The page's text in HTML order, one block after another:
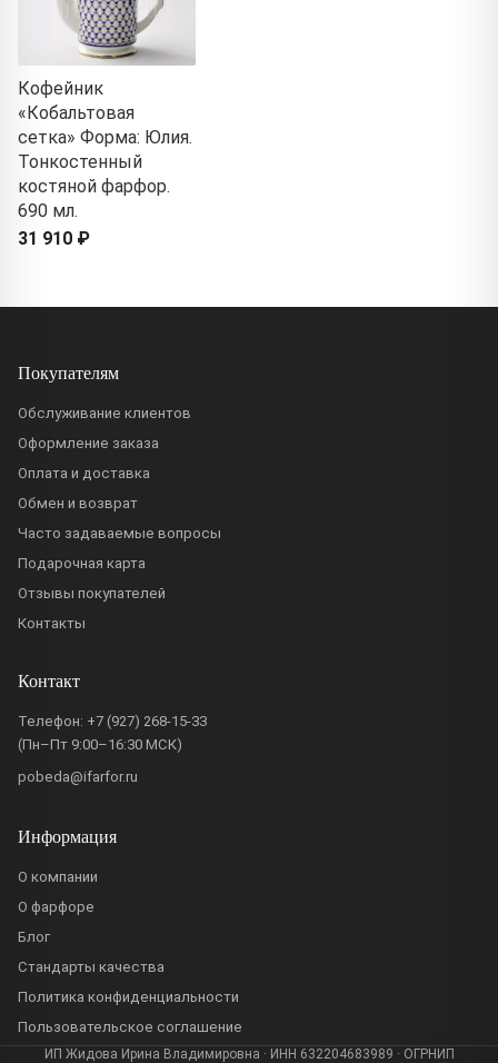
Кофейник
«Кобальтовая
сетка» Форма: Юлия.
Тонкостенный
костяной фарфор.
690 мл.
31 910 ₽
Покупателям
Обслуживание клиентов
Оформление заказа
Оплата и доставка
Обмен и возврат
Часто задаваемые вопросы
Подарочная карта
Отзывы покупателей
Контакты
Контакт
Телефон: +7 (927) 268-15-33
(Пн–Пт 9:00–16:30 МСК)
pobeda@ifarfor.ru
Информация
О компании
О фарфоре
Блог
Стандарты качества
Политика конфиденциальности
Пользовательское соглашение
ИП Жидова Ирина Владимировна · ИНН 632204683989 · ОГРНИП